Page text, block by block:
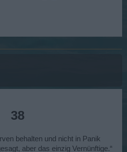
38
behalten und nicht in Panik
aber das einzig Vernünftige.“